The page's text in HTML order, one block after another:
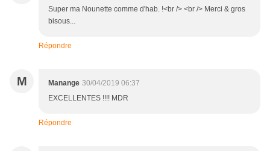
Super ma Nounette comme d'hab. !<br /> <br /> Merci & gros
bisous...
Répondre
M Manange 30/04/2019 06:37
EXCELLENTES !!!! MDR
Répondre